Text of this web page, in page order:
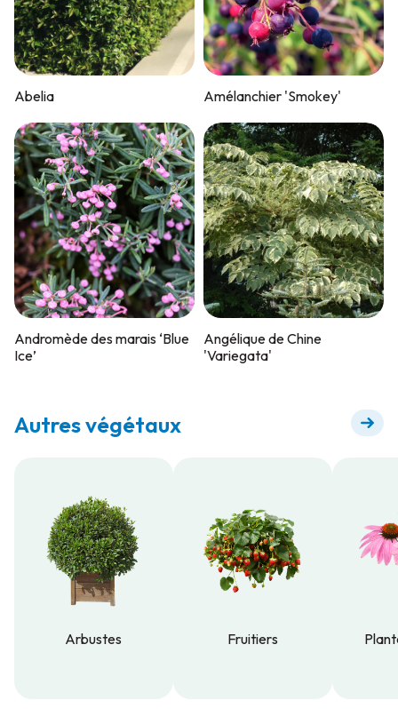
Abelia Amélanchier 'Smokey'
Andromède des marais ‘Blue
Ice’
Angélique de Chine
'Variegata'
Autres végétaux
Arbustes
Fruitiers